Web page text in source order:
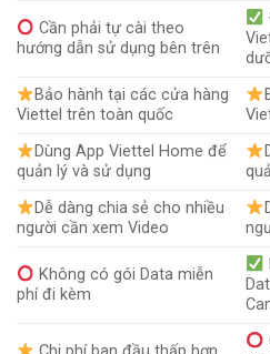
Cần phải tự cài theo
hướng dẫn sử dụng bên trên
Bảo hành tại các cửa hàng
Viettel trên toàn quốc
Dùng App Viettel Home để
quản lý và sử dụng
Dễ dàng chia sẻ cho nhiều
người cần xem Video
Không có gói Data miễn
phí đi kèm